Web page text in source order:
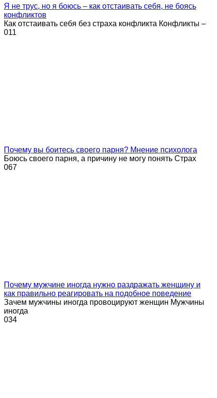
Я не трус, но я боюсь – как отстаивать себя, не боясь
конфликтов
Как отстаивать себя без страха конфликта Конфликты –
011
Почему вы боитесь своего парня? Мнение психолога
Боюсь своего парня, а причину не могу понять Страх
067
Почему мужчине иногда нужно раздражать женщину и
как правильно реагировать на подобное поведение
Зачем мужчины иногда провоцируют женщин Мужчины
иногда
034